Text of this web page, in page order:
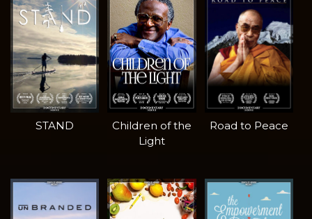
STAND
Children of the
Light
Road to Peace